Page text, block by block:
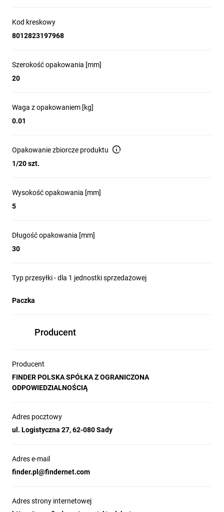
Kod kreskowy
8012823197968
Szerokość opakowania [mm]
20
Waga z opakowaniem [kg]
0.01
Opakowanie zbiorcze produktu
1/20 szt.
Wysokość opakowania [mm]
5
Długość opakowania [mm]
30
Typ przesyłki - dla 1 jednostki sprzedażowej
Paczka
Producent
Producent
FINDER POLSKA SPÓŁKA Z OGRANICZONA
ODPOWIEDZIALNOŚCIĄ
Adres pocztowy
ul. Logistyczna 27, 62-080 Sady
Adres e-mail
finder.pl@findernet.com
Adres strony internetowej